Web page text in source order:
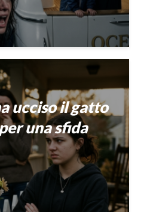
ucciso il gatto
una sfida